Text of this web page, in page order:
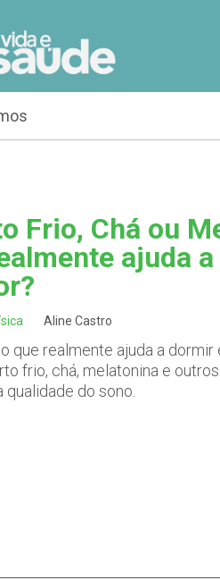
Frio, Chá ou
ajuda
Aline Castro
que realmente ajuda a
frio, chá, melatonina e
qualidade do sono.